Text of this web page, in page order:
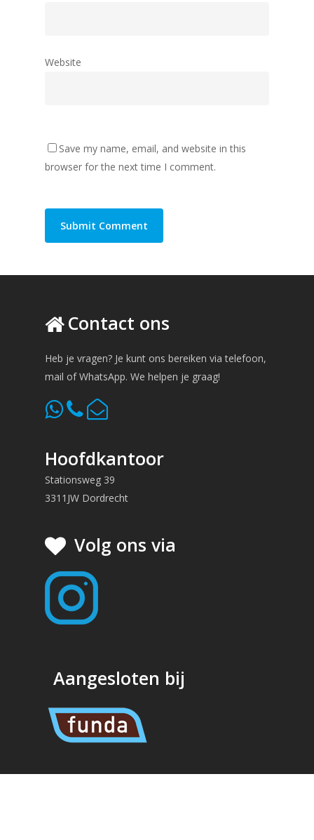
Website
Save my name, email, and website in this
browser for the next time I comment.
Contact ons
Heb je vragen? Je kunt ons bereiken via telefoon,
mail of WhatsApp. We helpen je graag!
Hoofdkantoor
Stationsweg 39
3311JW Dordrecht
Volg ons via
Aangesloten bij